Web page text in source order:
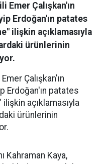
Çalışkan'ın
Erdoğan'ın patates
ilişkin açıklamasıyla
ürünlerinin
Çalışkan'ın
Erdoğan'ın patates
açıklamasıyla
ürünlerinin
Kahraman Kaya,